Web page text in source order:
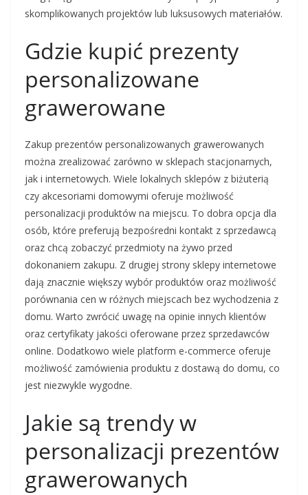
skomplikowanych projektów lub luksusowych materiałów.
Gdzie kupić prezenty
personalizowane
grawerowane
Zakup prezentów personalizowanych grawerowanych
można zrealizować zarówno w sklepach stacjonarnych,
jak i internetowych. Wiele lokalnych sklepów z biżuterią
czy akcesoriami domowymi oferuje możliwość
personalizacji produktów na miejscu. To dobra opcja dla
osób, które preferują bezpośredni kontakt z sprzedawcą
oraz chcą zobaczyć przedmioty na żywo przed
dokonaniem zakupu. Z drugiej strony sklepy internetowe
dają znacznie większy wybór produktów oraz możliwość
porównania cen w różnych miejscach bez wychodzenia z
domu. Warto zwrócić uwagę na opinie innych klientów
oraz certyfikaty jakości oferowane przez sprzedawców
online. Dodatkowo wiele platform e-commerce oferuje
możliwość zamówienia produktu z dostawą do domu, co
jest niezwykle wygodne.
Jakie są trendy w
personalizacji prezentów
grawerowanych